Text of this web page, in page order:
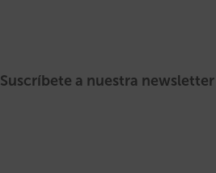
Suscríbete a nuestra newsletter